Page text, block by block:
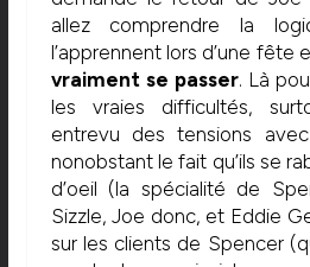
allez comprendre la
l’apprennent lors d’une fête
vraiment se passer. Là
les vraies difficultés,
entrevu des tensions
nonobstant le fait qu’ils se
d’oeil (la spécialité de
Sizzle, Joe donc, et Eddie
sur les clients de Spencer